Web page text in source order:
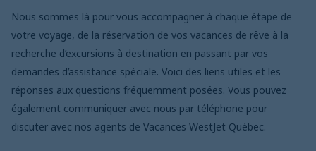
Nous sommes là pour vous accompagner à chaque étape de
votre voyage, de la réservation de vos vacances de rêve à la
recherche d’excursions à destination en passant par vos
demandes d’assistance spéciale. Voici des liens utiles et les
réponses aux questions fréquemment posées. Vous pouvez
également communiquer avec nous par téléphone pour
discuter avec nos agents de Vacances WestJet Québec.